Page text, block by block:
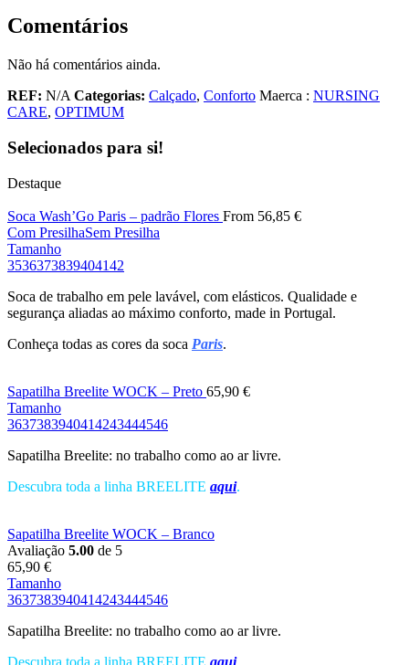
Comentários
Não há comentários ainda.
REF: N/A Categorias: Calçado, Conforto Maerca : NURSING
CARE, OPTIMUM
Selecionados para si!
Destaque
Soca Wash’Go Paris – padrão Flores From 56,85 €
Com PresilhaSem Presilha
Tamanho
3536373839404142
Soca de trabalho em pele lavável, com elásticos. Qualidade e
segurança aliadas ao máximo conforto, made in Portugal.
Conheça todas as cores da soca Paris.
Sapatilha Breelite WOCK – Preto 65,90 €
Tamanho
3637383940414243444546
Sapatilha Breelite: no trabalho como ao ar livre.
Descubra toda a linha BREELITE aqui.
Sapatilha Breelite WOCK – Branco
Avaliação 5.00 de 5
65,90 €
Tamanho
3637383940414243444546
Sapatilha Breelite: no trabalho como ao ar livre.
Descubra toda a linha BREELITE aqui.